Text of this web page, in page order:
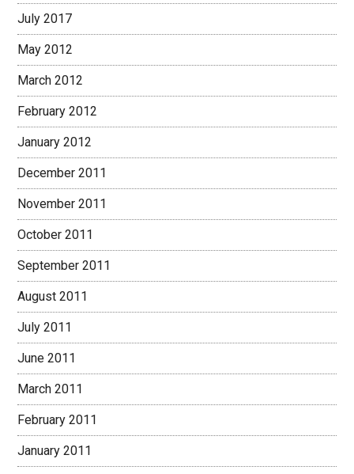
July 2017
May 2012
March 2012
February 2012
January 2012
December 2011
November 2011
October 2011
September 2011
August 2011
July 2011
June 2011
March 2011
February 2011
January 2011